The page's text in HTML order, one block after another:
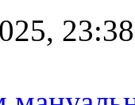
23:38